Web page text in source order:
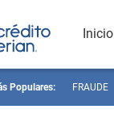
Inicio
Populares: FRAUDE